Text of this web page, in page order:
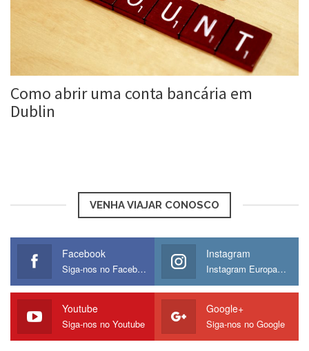
Como abrir uma conta bancária em
Dublin
VENHA VIAJAR CONOSCO
Facebook
Siga-nos no Facebook
Instagram
Instagram Europamos
Youtube
Siga-nos no Youtube
Google+
Siga-nos no Google